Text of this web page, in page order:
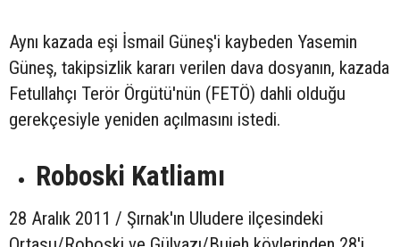
Aynı kazada eşi İsmail Güneş'i kaybeden Yasemin
Güneş, takipsizlik kararı verilen dava dosyanın, kazada
Fetullahçı Terör Örgütü'nün (FETÖ) dahli olduğu
gerekçesiyle yeniden açılmasını istedi.
Roboski Katliamı
28 Aralık 2011 / Şırnak'ın Uludere ilçesindeki